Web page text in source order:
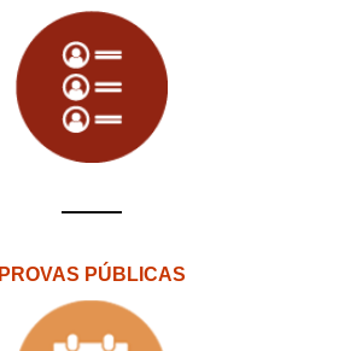
PROVAS PÚBLICAS